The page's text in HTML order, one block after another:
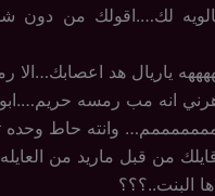
لك….اقولك من دون
ياريال هد
انه مب رمسه
وانته حاط وحده
من قبل ماريد من
البنت..؟؟؟